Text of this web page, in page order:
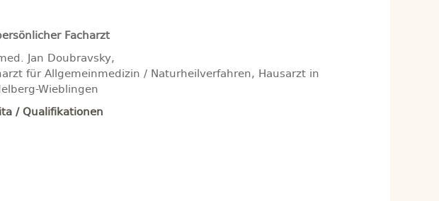
Facharzt
Jan Doubravsky,
für Allgemeinmedizin / Naturheilverfahren, Hausarzt in
Wieblingen
/ Qualifikationen